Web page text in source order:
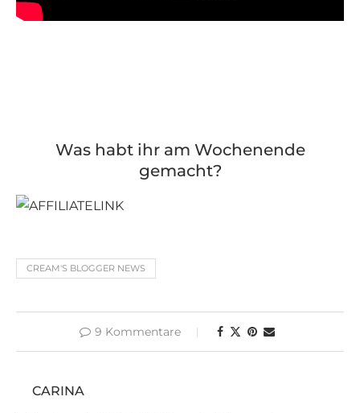
Was habt ihr am Wochenende
gemacht?
CREAM'S BLOGGER NEWS
9 Kommentare
CARINA